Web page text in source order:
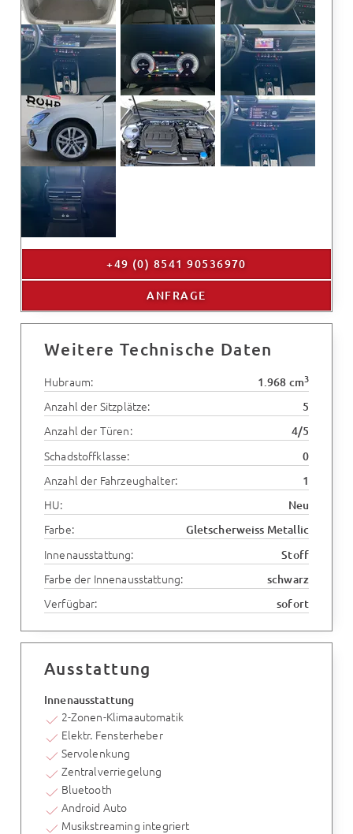
+49 (0) 8541 90536970
ANFRAGE
Weitere Technische Daten
Hubraum: 1.968 cm3
Anzahl der Sitzplätze: 5
Anzahl der Türen: 4/5
Schadstoffklasse: 0
Anzahl der Fahrzeughalter: 1
HU: Neu
Farbe: Gletscherweiss Metallic
Innenausstattung: Stoff
Farbe der Innenausstattung: schwarz
Verfügbar: sofort
Ausstattung
Innenausstattung
2-Zonen-Klimaautomatik
Elektr. Fensterheber
Servolenkung
Zentralverriegelung
Bluetooth
Android Auto
Musikstreaming integriert